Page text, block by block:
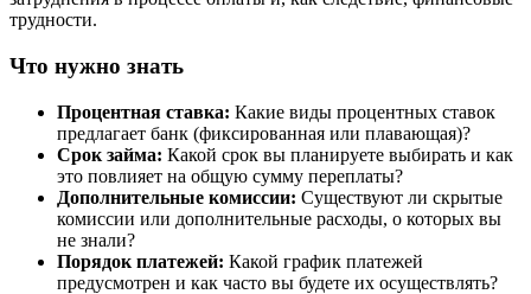
трудности.
Что нужно знать
Процентная ставка: Какие виды процентных ставок
предлагает банк (фиксированная или плавающая)?
Срок займа: Какой срок вы планируете выбирать и как
это повлияет на общую сумму переплаты?
Дополнительные комиссии: Существуют ли скрытые
комиссии или дополнительные расходы, о которых вы
не знали?
Порядок платежей: Какой график платежей
предусмотрен и как часто вы будете их осуществлять?